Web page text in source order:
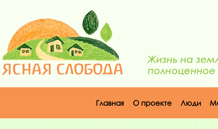
Главная О проекте Люди